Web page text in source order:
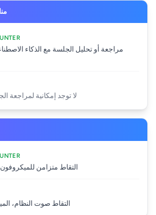
مراجعة أو تحليل الجلسة مع الذكاء
لا توجد إمكانية لمراجعة
التقاط متزامن
التقاط صوت النظام،